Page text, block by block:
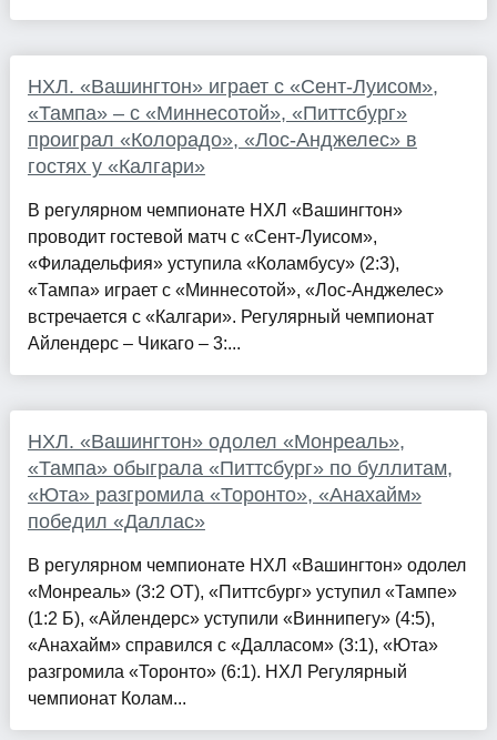
НХЛ. «Вашингтон» играет с «Сент-Луисом»,
«Тампа» – с «Миннесотой», «Питтсбург»
проиграл «Колорадо», «Лос-Анджелес» в
гостях у «Калгари»
В регулярном чемпионате НХЛ «Вашингтон»
проводит гостевой матч с «Сент-Луисом»,
«Филадельфия» уступила «Коламбусу» (2:3),
«Тампа» играет с «Миннесотой», «Лос-Анджелес»
встречается с «Калгари». Регулярный чемпионат
Айлендерс – Чикаго – 3:...
НХЛ. «Вашингтон» одолел «Монреаль»,
«Тампа» обыграла «Питтсбург» по буллитам,
«Юта» разгромила «Торонто», «Анахайм»
победил «Даллас»
В регулярном чемпионате НХЛ «Вашингтон» одолел
«Монреаль» (3:2 ОТ), «Питтсбург» уступил «Тампе»
(1:2 Б), «Айлендерс» уступили «Виннипегу» (4:5),
«Анахайм» справился с «Далласом» (3:1), «Юта»
разгромила «Торонто» (6:1). НХЛ Регулярный
чемпионат Колам...